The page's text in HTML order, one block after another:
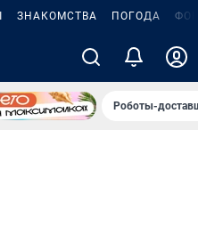
ЗНАКОМСТВА ПОГОДА
Роботы-